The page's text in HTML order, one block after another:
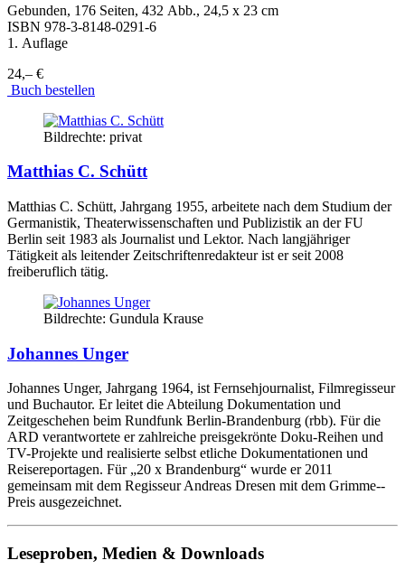
Gebunden, 176 Seiten, 432 Abb., 24,5 x 23 cm
ISBN 978-3-8148-0291-6
1. Auflage
24,– €
Buch bestellen
Bildrechte: privat
Matthias C. Schütt
Matthias C. Schütt, Jahrgang 1955, arbeitete nach dem Studium der
Germanistik, Theaterwissenschaften und Publizistik an der FU
Berlin seit 1983 als Journalist und Lektor. Nach langjähriger
Tätigkeit als leitender Zeitschriftenredakteur ist er seit 2008
freiberuflich tätig.
Bildrechte: Gundula Krause
Johannes Unger
Johannes Unger, Jahrgang 1964, ist Fernsehjournalist, Filmregisseur
und Buchautor. Er leitet die Abteilung Dokumentation und
Zeitgeschehen beim Rundfunk Berlin-­Brandenburg (rbb). Für die
ARD verantwortete er zahlreiche preisgekrönte Doku­-Reihen und
TV­-Projekte und realisierte selbst etliche Dokumentationen und
Reisereportagen. Für „20 x Brandenburg“ wurde er 2011
gemeinsam mit dem Regisseur Andreas Dresen mit dem Grimme-­
Preis ausgezeichnet.
Leseproben, Medien & Downloads